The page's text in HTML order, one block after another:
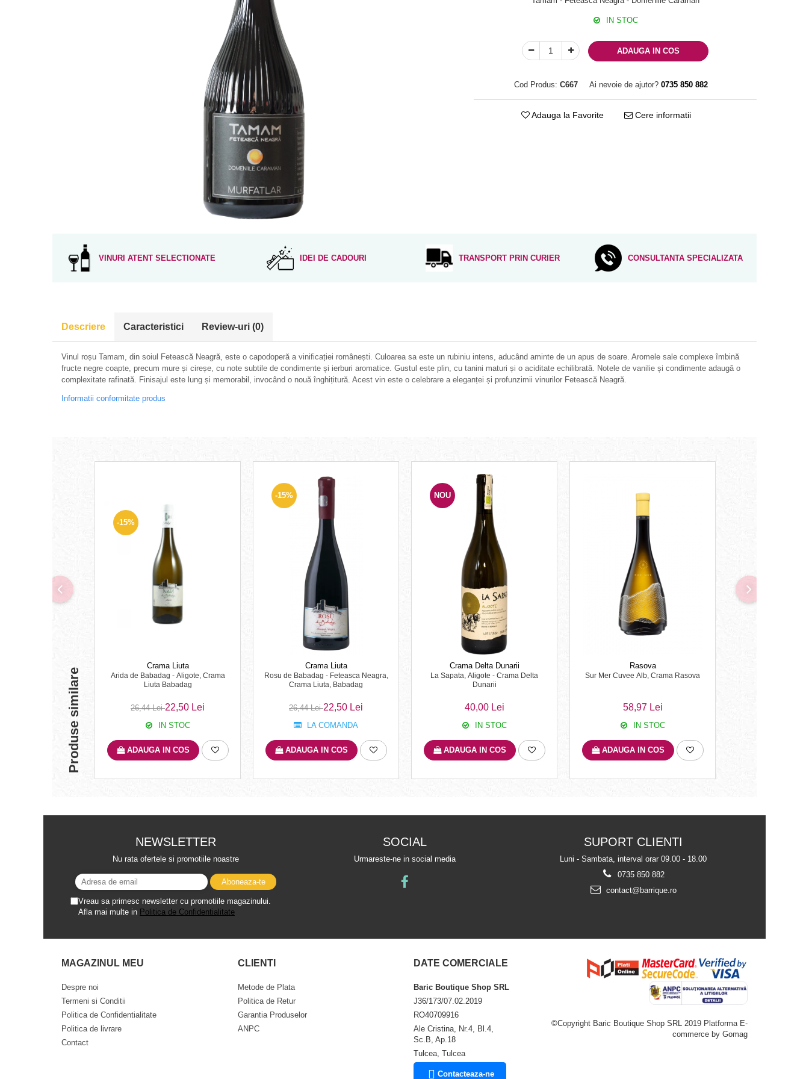
IN STOC
ADAUGA IN COS
Cod Produs: C667 Ai nevoie de ajutor? 0735 850 882
Adauga la Favorite Cere informatii
VINURI ATENT SELECTIONATE IDEI DE CADOURI TRANSPORT PRIN CURIER CONSULTANTA SPECIALIZATA
Descriere Caracteristici Review-uri (0)
Vinul roșu Tamam, din soiul Fetească Neagră, este o capodoperă a vinificației românești. Culoarea sa este un rubiniu intens, aducând aminte de un apus de soare. Aromele sale complexe îmbină
fructe negre coapte, precum mure și cireșe, cu note subtile de condimente și ierburi aromatice. Gustul este plin, cu tanini maturi și o aciditate echilibrată. Notele de vanilie și condimente adaugă o
complexitate rafinată. Finisajul este lung și memorabil, invocând o nouă înghițitură. Acest vin este o celebrare a eleganței și profunzimii vinurilor Fetească Neagră.
Informatii conformitate produs
Produse similare
-15%
Crama Liuta
Arida de Babadag - Aligote, Crama
Liuta Babadag
26,44 Lei22,50 Lei
IN STOC
ADAUGA IN COS
-15%
Crama Liuta
Rosu de Babadag - Feteasca Neagra,
Crama Liuta, Babadag
26,44 Lei22,50 Lei
LA COMANDA
ADAUGA IN COS
NOU
Crama Delta Dunarii
La Sapata, Aligote - Crama Delta
Dunarii
40,00 Lei
IN STOC
ADAUGA IN COS
Rasova
Sur Mer Cuvee Alb, Crama Rasova
58,97 Lei
IN STOC
ADAUGA IN COS
NEWSLETTER
Nu rata ofertele si promotiile noastre
Vreau sa primesc newsletter cu promotiile magazinului.
Afla mai multe in Politica de Confidentialitate
SOCIAL
Urmareste-ne in social media
SUPORT CLIENTI
Luni - Sambata, interval orar 09.00 - 18.00
0735 850 882
contact@barrique.ro
MAGAZINUL MEU
Despre noi
Termeni si Conditii
Politica de Confidentialitate
Politica de livrare
Contact
CLIENTI
Metode de Plata
Politica de Retur
Garantia Produselor
ANPC
DATE COMERCIALE
Baric Boutique Shop SRL
J36/173/07.02.2019
RO40709916
Ale Cristina, Nr.4, Bl.4,
Sc.B, Ap.18
Tulcea, Tulcea
Contacteaza-ne
©Copyright Baric Boutique Shop SRL 2019 Platforma E-
commerce by Gomag